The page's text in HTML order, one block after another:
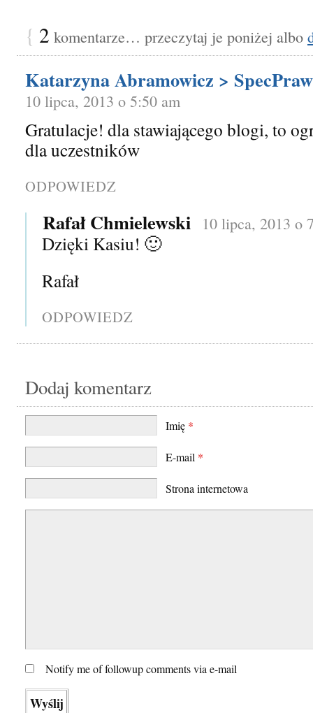
{ 2 komentarze… przeczytaj je poniżej albo
Katarzyna Abramowicz >
10 lipca, 2013 o 5:50 am
Gratulacje! dla stawiającego blogi, to
dla uczestników
ODPOWIEDZ
Rafał Chmielewski 10 lipca, 2013 o
Dzięki Kasiu! 🙂
Rafał
ODPOWIEDZ
Dodaj komentarz
Imię *
E-mail *
Strona internetowa
Notify me of followup comments via e-mail